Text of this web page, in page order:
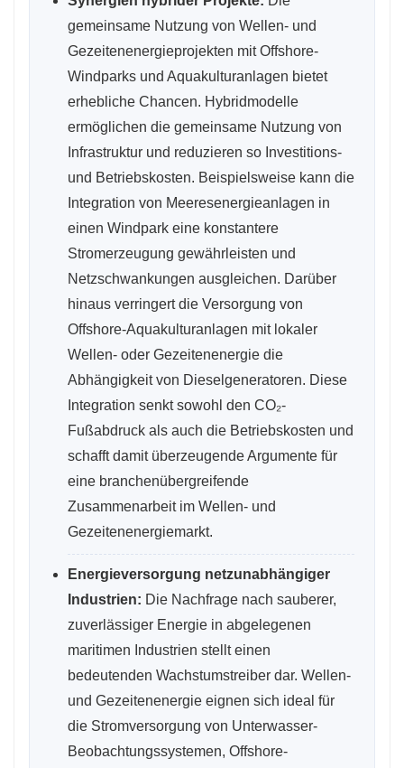
gemeinsame Nutzung von Wellen- und
Gezeitenenergieprojekten mit Offshore-
Windparks und Aquakulturanlagen bietet
erhebliche Chancen. Hybridmodelle
ermöglichen die gemeinsame Nutzung von
Infrastruktur und reduzieren so Investitions-
und Betriebskosten. Beispielsweise kann die
Integration von Meeresenergieanlagen in
einen Windpark eine konstantere
Stromerzeugung gewährleisten und
Netzschwankungen ausgleichen. Darüber
hinaus verringert die Versorgung von
Offshore-Aquakulturanlagen mit lokaler
Wellen- oder Gezeitenenergie die
Abhängigkeit von Dieselgeneratoren. Diese
Integration senkt sowohl den CO₂-
Fußabdruck als auch die Betriebskosten und
schafft damit überzeugende Argumente für
eine branchenübergreifende
Zusammenarbeit im Wellen- und
Gezeitenenergiemarkt.
Energieversorgung netzunabhängiger
Industrien: Die Nachfrage nach sauberer,
zuverlässiger Energie in abgelegenen
maritimen Industrien stellt einen
bedeutenden Wachstumstreiber dar. Wellen-
und Gezeitenenergie eignen sich ideal für
die Stromversorgung von Unterwasser-
Beobachtungssystemen, Offshore-